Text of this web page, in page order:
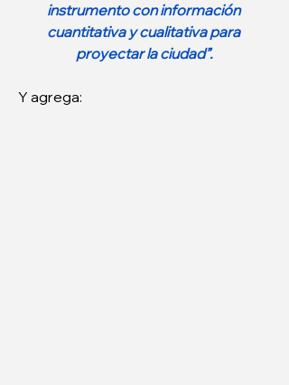
instrumento con información
cuantitativa y cualitativa para
proyectar la ciudad”.
Y agrega: